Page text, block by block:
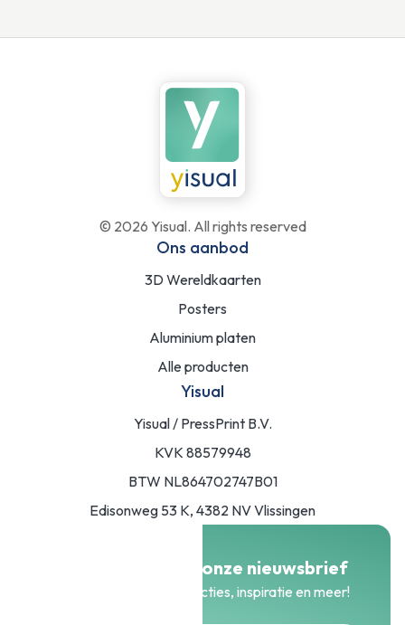
© 2026 Yisual. All rights reserved
Ons aanbod
3D Wereldkaarten
Posters
Aluminium platen
Alle producten
Yisual
Yisual / PressPrint B.V.
KVK 88579948
BTW NL864702747B01
Edisonweg 53 K, 4382 NV Vlissingen
Meld je aan voor onze nieuwsbrief
Blijf op de hoogte van acties, inspiratie en meer!